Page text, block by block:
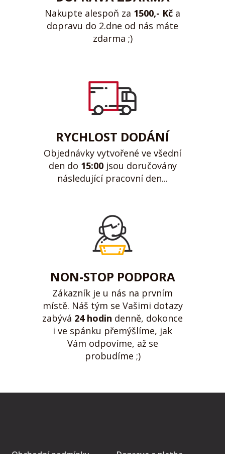
Nakupte alespoň za 1500,- Kč a
dopravu do 2.dne od nás máte
zdarma ;)
RYCHLOST DODÁNÍ
Objednávky vytvořené ve všední
den do 15:00jsou doručovány
následující pracovní den...
NON-STOP PODPORA
Zákazník je u nás na prvním
místě. Náš tým se Vašimi dotazy
zabývá 24 hodin denně, dokonce
i ve spánku přemýšlíme, jak
Vám odpovíme, až se
probudíme ;)